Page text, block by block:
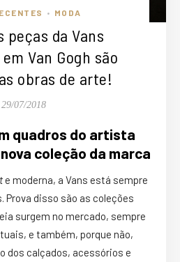
• MODA
peças da Vans
Van Gogh são
obras de arte!
29/07/2018
quadros do artista
coleção da marca
e moderna, a Vans está sempre
Prova disso são as coleções
surgem no mercado, sempre
e também, porque não,
dos calçados, acessórios e